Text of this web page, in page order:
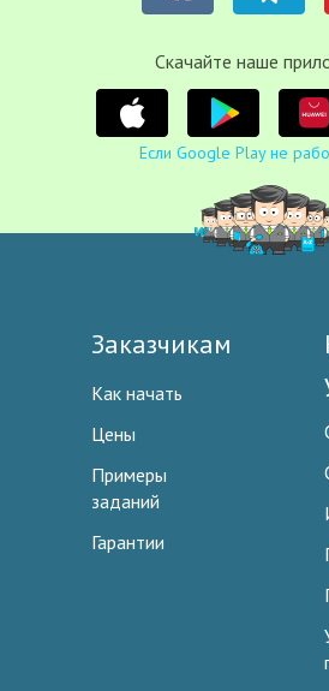
Cкачайте наше
Если Google Play не
Заказчикам
Как начать
Цены
Примеры
заданий
Гарантии